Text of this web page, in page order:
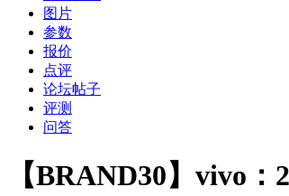
图片
参数
报价
点评
论坛帖子
评测
问答
【BRAND30】vivo